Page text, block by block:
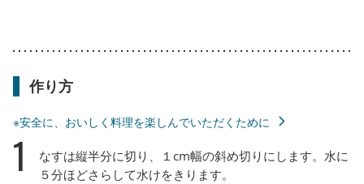
作り方
※安全に、おいしく料理を楽しんでいただくために
1
なすは縦半分に切り、１cm幅の斜め切りにします。水に
５分ほどさらして水けをきります。